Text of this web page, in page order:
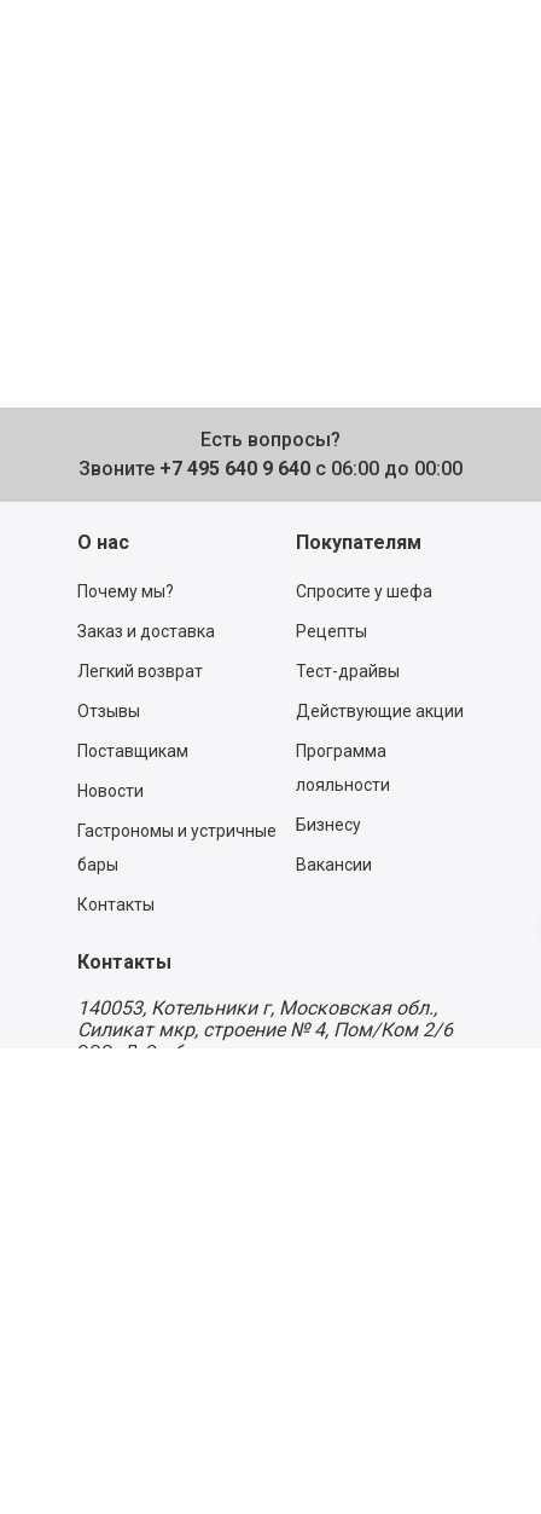
Есть вопросы?
Звоните +7 495 640 9 640 с 06:00 до 00:00
О нас
Почему мы?
Заказ и доставка
Легкий возврат
Отзывы
Поставщикам
Новости
Гастрономы и устричные
бары
Контакты
Покупателям
Спросите у шефа
Рецепты
Тест-драйвы
Действующие акции
Программа
лояльности
Бизнесу
Вакансии
Контакты
140053, Котельники г, Московская обл.,
Силикат мкр, строение № 4, Пом/Ком 2/6
ООО «Д-Снаб»